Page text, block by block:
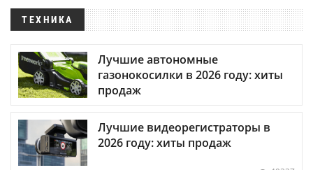
ТЕХНИКА
Лучшие автономные
газонокосилки в 2026 году: хиты
продаж
Лучшие видеорегистраторы в
2026 году: хиты продаж